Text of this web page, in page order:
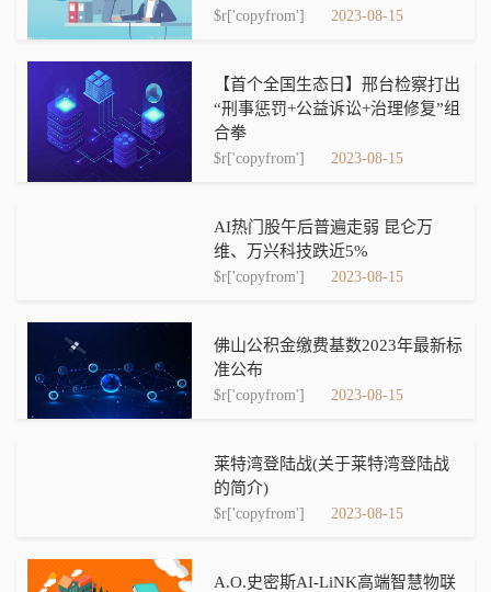
$r['copyfrom'] 2023-08-15
【首个全国生态日】邢台检察打出
“刑事惩罚+公益诉讼+治理修复”组
合拳
$r['copyfrom'] 2023-08-15
AI热门股午后普遍走弱 昆仑万
维、万兴科技跌近5%
$r['copyfrom'] 2023-08-15
佛山公积金缴费基数2023年最新标
准公布
$r['copyfrom'] 2023-08-15
莱特湾登陆战(关于莱特湾登陆战
的简介)
$r['copyfrom'] 2023-08-15
A.O.史密斯AI-LiNK高端智慧物联